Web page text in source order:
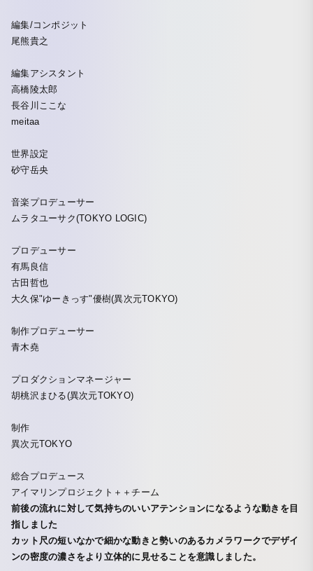
編集/コンポジット
尾熊貴之
編集アシスタント
高橋陵太郎
長谷川ここな
meitaa
世界設定
砂守岳央
音楽プロデューサー
ムラタユーサク(TOKYO LOGIC)
プロデューサー
有馬良信
古田哲也
大久保"ゆーきっす"優樹(異次元TOKYO)
制作プロデューサー
青木堯
プロダクションマネージャー
胡桃沢まひる(異次元TOKYO)
制作
異次元TOKYO
総合プロデュース
アイマリンプロジェクト＋＋チーム
前後の流れに対して気持ちのいいアテンションになるような動きを目
指しました
カット尺の短いなかで細かな動きと勢いのあるカメラワークでデザイ
ンの密度の濃さをより立体的に見せることを意識しました。